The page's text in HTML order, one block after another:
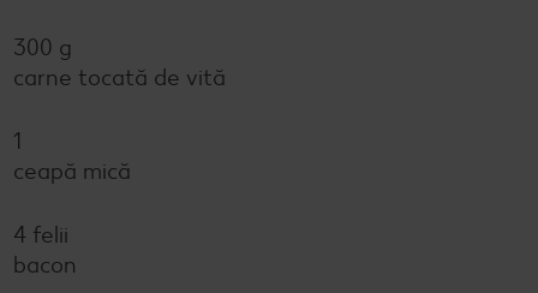
300 g
carne tocată de vită
1
ceapă mică
4 felii
bacon